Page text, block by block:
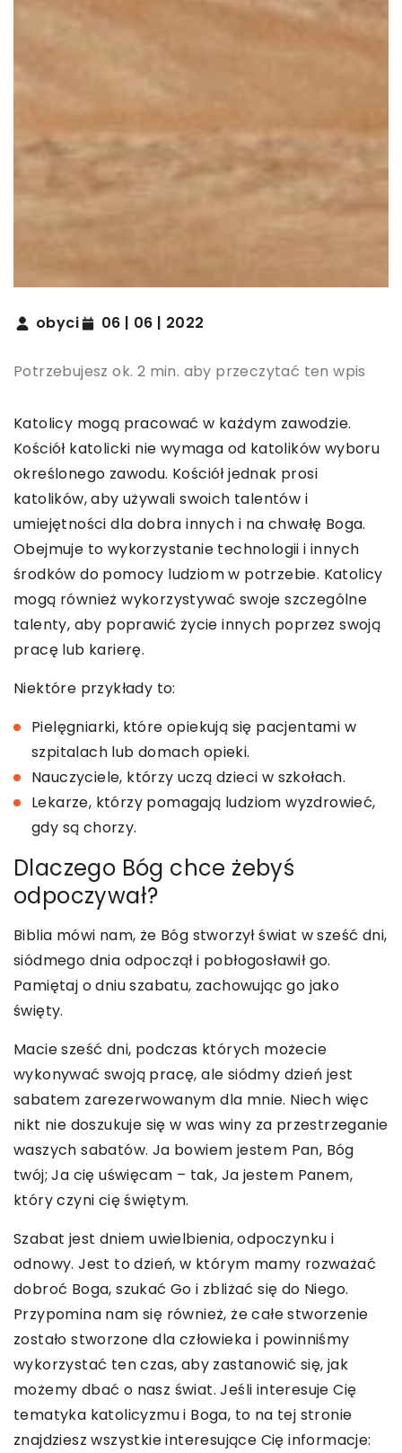
obyci 06 | 06 | 2022
Potrzebujesz ok. 2 min. aby przeczytać ten wpis
Katolicy mogą pracować w każdym zawodzie.
Kościół katolicki nie wymaga od katolików wyboru
określonego zawodu. Kościół jednak prosi
katolików, aby używali swoich talentów i
umiejętności dla dobra innych i na chwałę Boga.
Obejmuje to wykorzystanie technologii i innych
środków do pomocy ludziom w potrzebie. Katolicy
mogą również wykorzystywać swoje szczególne
talenty, aby poprawić życie innych poprzez swoją
pracę lub karierę.
Niektóre przykłady to:
Pielęgniarki, które opiekują się pacjentami w
szpitalach lub domach opieki.
Nauczyciele, którzy uczą dzieci w szkołach.
Lekarze, którzy pomagają ludziom wyzdrowieć,
gdy są chorzy.
Dlaczego Bóg chce żebyś
odpoczywał?
Biblia mówi nam, że Bóg stworzył świat w sześć dni,
siódmego dnia odpoczął i pobłogosławił go.
Pamiętaj o dniu szabatu, zachowując go jako
święty.
Macie sześć dni, podczas których możecie
wykonywać swoją pracę, ale siódmy dzień jest
sabatem zarezerwowanym dla mnie. Niech więc
nikt nie doszukuje się w was winy za przestrzeganie
waszych sabatów. Ja bowiem jestem Pan, Bóg
twój; Ja cię uświęcam – tak, Ja jestem Panem,
który czyni cię świętym.
Szabat jest dniem uwielbienia, odpoczynku i
odnowy. Jest to dzień, w którym mamy rozważać
dobroć Boga, szukać Go i zbliżać się do Niego.
Przypomina nam się również, że całe stworzenie
zostało stworzone dla człowieka i powinniśmy
wykorzystać ten czas, aby zastanowić się, jak
możemy dbać o nasz świat. Jeśli interesuje Cię
tematyka katolicyzmu i Boga, to na tej stronie
znajdziesz wszystkie interesujące Cię informacje: